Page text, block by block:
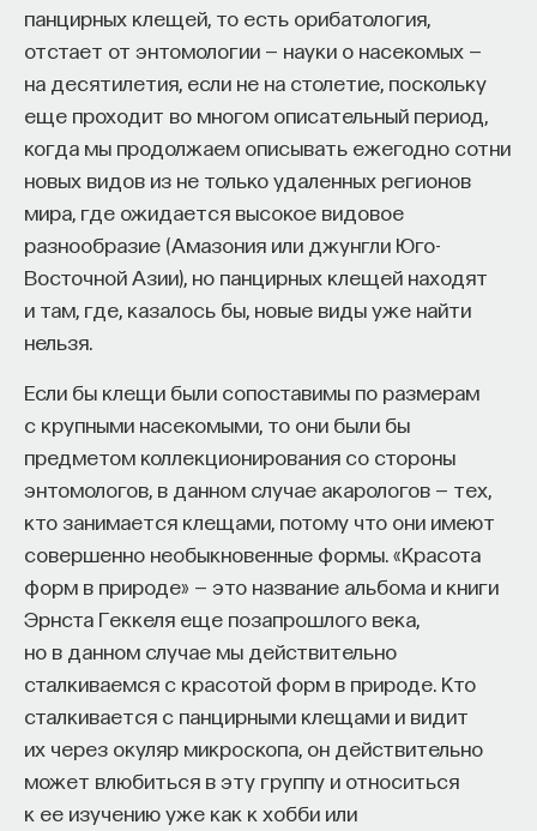
панцирных клещей, то есть орибатология,
отстает от энтомологии — науки о насекомых —
на десятилетия, если не на столетие, поскольку
еще проходит во многом описательный период,
когда мы продолжаем описывать ежегодно сотни
новых видов из не только удаленных регионов
мира, где ожидается высокое видовое
разнообразие (Амазония или джунгли Юго-
Восточной Азии), но панцирных клещей находят
и там, где, казалось бы, новые виды уже найти
нельзя.
Если бы клещи были сопоставимы по размерам
с крупными насекомыми, то они были бы
предметом коллекционирования со стороны
энтомологов, в данном случае акарологов — тех,
кто занимается клещами, потому что они имеют
совершенно необыкновенные формы. «Красота
форм в природе» — это название альбома и книги
Эрнста Геккеля еще позапрошлого века,
но в данном случае мы действительно
сталкиваемся с красотой форм в природе. Кто
сталкивается с панцирными клещами и видит
их через окуляр микроскопа, он действительно
может влюбиться в эту группу и относиться
к ее изучению уже как к хобби или